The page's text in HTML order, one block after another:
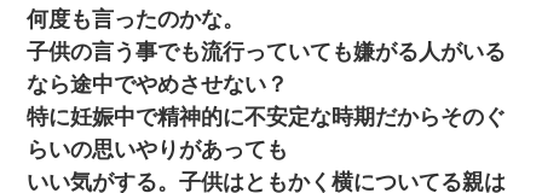
何度も言ったのかな。
子供の言う事でも流行っていても嫌がる人がいる
なら途中でやめさせない？
特に妊娠中で精神的に不安定な時期だからそのぐ
らいの思いやりがあっても
いい気がする。子供はともかく横についてる親は